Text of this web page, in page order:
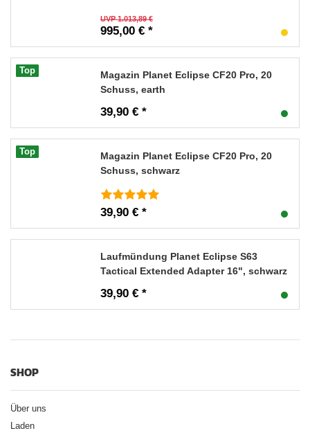
UVP 1.013,89 €
995,00 € *
Top
Magazin Planet Eclipse CF20 Pro, 20
Schuss, earth
39,90 € *
Top
Magazin Planet Eclipse CF20 Pro, 20
Schuss, schwarz
39,90 € *
Laufmündung Planet Eclipse S63
Tactical Extended Adapter 16", schwarz
39,90 € *
SHOP
Über uns
Laden